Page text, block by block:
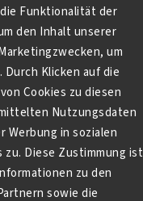
die Funktionalität der
den Inhalt unserer
um
Klicken auf die
Cookies zu diesen
Nutzungsdaten
Werbung in sozialen
Diese Zustimmung ist
zu den
sowie die